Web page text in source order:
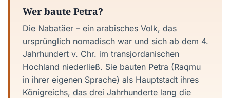
Wer baute Petra?
Die Nabatäer – ein arabisches Volk, das
ursprünglich nomadisch war und sich ab dem 4.
Jahrhundert v. Chr. im transjordanischen
Hochland niederließ. Sie bauten Petra (Raqmu
in ihrer eigenen Sprache) als Hauptstadt ihres
Königreichs, das drei Jahrhunderte lang die